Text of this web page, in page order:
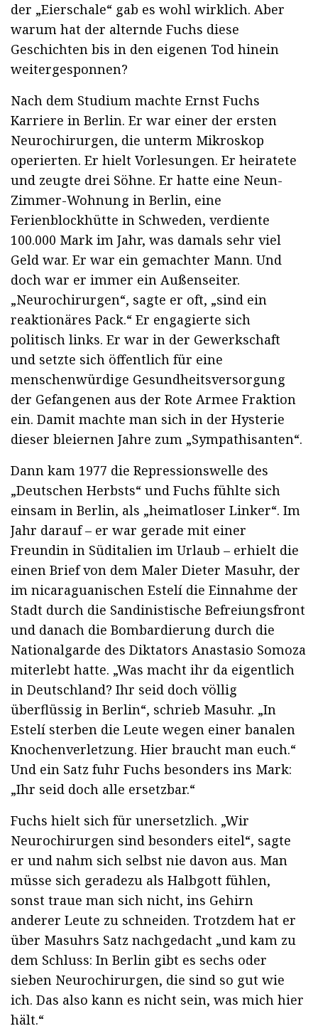
der „Eierschale“ gab es wohl wirklich. Aber
warum hat der alternde Fuchs diese
Geschichten bis in den eigenen Tod hinein
weitergesponnen?
Nach dem Studium machte Ernst Fuchs
Karriere in Berlin. Er war einer der ersten
Neurochirurgen, die unterm Mikroskop
operierten. Er hielt Vorlesungen. Er heiratete
und zeugte drei Söhne. Er hatte eine Neun-
Zimmer-Wohnung in Berlin, eine
Ferienblockhütte in Schweden, verdiente
100.000 Mark im Jahr, was damals sehr viel
Geld war. Er war ein gemachter Mann. Und
doch war er immer ein Außenseiter.
„Neurochirurgen“, sagte er oft, „sind ein
reaktionäres Pack.“ Er engagierte sich
politisch links. Er war in der Gewerkschaft
und setzte sich öffentlich für eine
menschenwürdige Gesundheitsversorgung
der Gefangenen aus der Rote Armee Fraktion
ein. Damit machte man sich in der Hysterie
dieser bleiernen Jahre zum „Sympathisanten“.
Dann kam 1977 die Repressionswelle des
„Deutschen Herbsts“ und Fuchs fühlte sich
einsam in Berlin, als „heimatloser Linker“. Im
Jahr darauf – er war gerade mit einer
Freundin in Süditalien im Urlaub – erhielt die
einen Brief von dem Maler Dieter Masuhr, der
im nicaraguanischen Estelí die Einnahme der
Stadt durch die Sandinistische Befreiungsfront
und danach die Bombardierung durch die
Nationalgarde des Diktators Anastasio Somoza
miterlebt hatte. „Was macht ihr da eigentlich
in Deutschland? Ihr seid doch völlig
überflüssig in Berlin“, schrieb Masuhr. „In
Estelí sterben die Leute wegen einer banalen
Knochenverletzung. Hier braucht man euch.“
Und ein Satz fuhr Fuchs besonders ins Mark:
„Ihr seid doch alle ersetzbar.“
Fuchs hielt sich für unersetzlich. „Wir
Neurochirurgen sind besonders eitel“, sagte
er und nahm sich selbst nie davon aus. Man
müsse sich geradezu als Halbgott fühlen,
sonst traue man sich nicht, ins Gehirn
anderer Leute zu schneiden. Trotzdem hat er
über Masuhrs Satz nachgedacht „und kam zu
dem Schluss: In Berlin gibt es sechs oder
sieben Neurochirurgen, die sind so gut wie
ich. Das also kann es nicht sein, was mich hier
hält.“